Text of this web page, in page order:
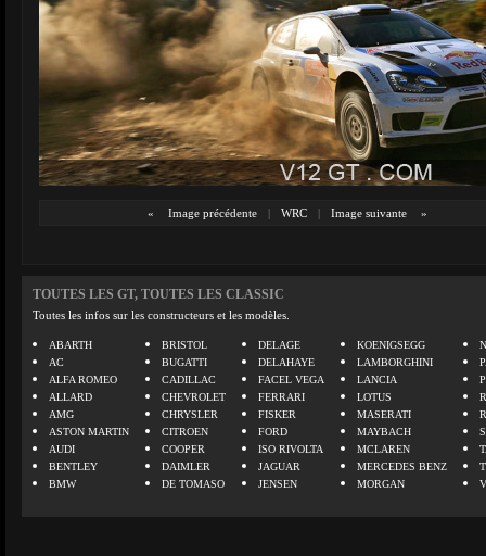
« Image précédente | WRC | Image suivante »
TOUTES LES GT, TOUTES LES CLASSIC
Toutes les infos sur les constructeurs et les modèles.
ABARTH
AC
ALFA ROMEO
ALLARD
AMG
ASTON MARTIN
AUDI
BENTLEY
BMW
BRISTOL
BUGATTI
CADILLAC
CHEVROLET
CHRYSLER
CITROEN
COOPER
DAIMLER
DE TOMASO
DELAGE
DELAHAYE
FACEL VEGA
FERRARI
FISKER
FORD
ISO RIVOLTA
JAGUAR
JENSEN
KOENIGSEGG
LAMBORGHINI
LANCIA
LOTUS
MASERATI
MAYBACH
MCLAREN
MERCEDES BENZ
MORGAN